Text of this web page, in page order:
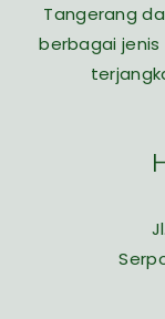
Tangerang
berbagai